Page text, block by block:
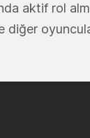
aktif rol
diğer